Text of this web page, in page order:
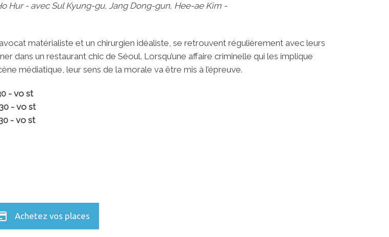
Hur - avec Sul Kyung-gu, Jang Dong-gun, Hee-ae Kim -
matérialiste et un chirurgien idéaliste, se retrouvent régulièrement avec leurs
dans un restaurant chic de Séoul. Lorsqu’une affaire criminelle qui les implique
médiatique, leur sens de la morale va être mis à l’épreuve.
- vo st
- vo st
- vo st
Achetez vos places